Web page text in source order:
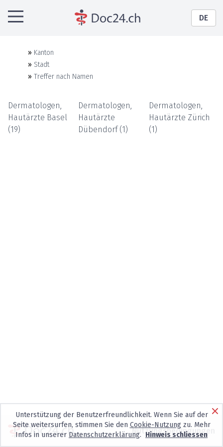
DE
» Kanton
» Stadt
» Treffer nach Namen
Dermatologen,
Hautärzte Basel
(19)
Dermatologen,
Hautärzte
Dübendorf(1)
Dermatologen,
Hautärzte Zürich
(1)
Nutzungsbedingungen
Unterstützung der Benutzerfreundlichkeit. Wenn Sie auf der
Seite weitersurfen, stimmen Sie den Cookie-Nutzungzu. Mehr
Infos in unserer Datenschutzerklärung. Hinweis schliessen